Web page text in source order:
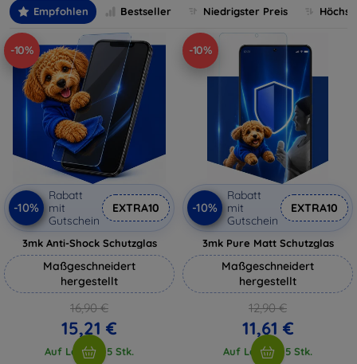
digitales Erlebnis.
Empfohlen Bestseller Niedrigster Preis
-10%
-10%
Rabatt
mit
Gutschein
EXTRA10
3mk Anti-Shock Schutzglas
Maßgeschneidert
hergestellt
16,90 €
15,21 €
Auf Lager > 5 Stk.
-10%
-10%
Rabatt
mit
Gutschein
EXTRA10
3mk Pure Matt Schutzglas
Maßgeschneidert
hergestellt
12,90 €
11,61 €
Auf Lager > 5 Stk.